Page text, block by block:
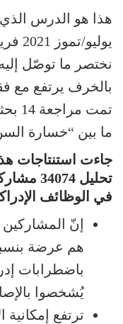
هذا هو الدرس
نختصر ما توصّل
بالخرف يرتفع مع
ما بين “خسارة
جاءت استنتاجات
في الوظائف
إنّ المشاركين
يُشخصوا
ترتفع إمكانية